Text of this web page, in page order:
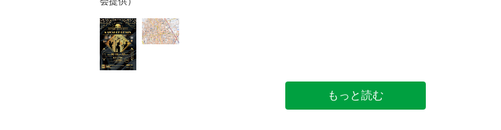
もっと読む